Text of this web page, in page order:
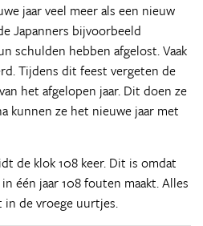
jaar veel meer als een nieuw
Japanners bijvoorbeeld
schulden hebben afgelost. Vaak
Tijdens dit feest vergeten de
het afgelopen jaar. Dit doen ze
kunnen ze het nieuwe jaar met
de klok 108 keer. Dit is omdat
één jaar 108 fouten maakt. Alles
de vroege uurtjes.